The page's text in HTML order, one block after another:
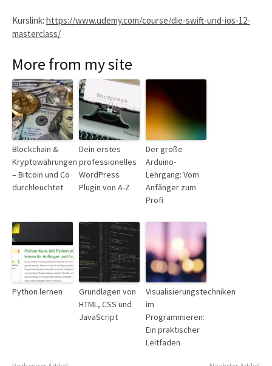
Kurslink: https://www.udemy.com/course/die-swift-und-ios-12-
masterclass/
More from my site
Blockchain &
Kryptowährungen
– Bitcoin und Co
durchleuchtet
Dein erstes
professionelles
WordPress
Plugin von A-Z
Der große
Arduino-
Lehrgang: Vom
Anfänger zum
Profi
Python lernen
Grundlagen von
HTML, CSS und
JavaScript
Visualisierungstechniken
im
Programmieren:
Ein praktischer
Leitfaden